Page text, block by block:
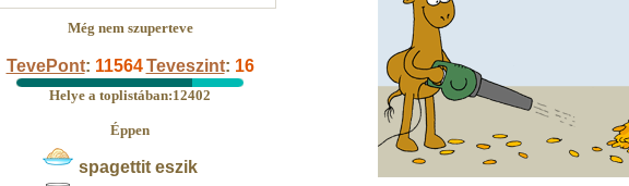
Még nem szuperteve
TevePont: 11564 Teveszint: 16
Helye a toplistában:12402
Éppen
spagettit eszik